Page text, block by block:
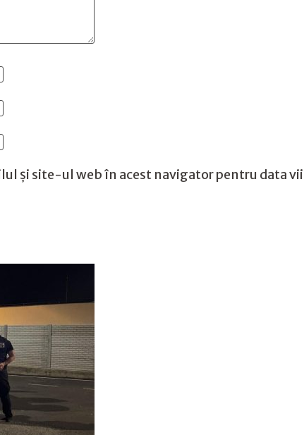
și site-ul web în acest navigator pentru data